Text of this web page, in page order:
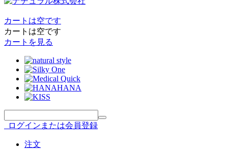
カートは空です
カートは空です
カートを見る
ログインまたは会員登録
注文